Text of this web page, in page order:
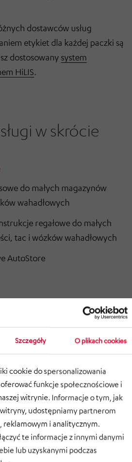
Szczegóły O plikach cookies
cookie do spersonalizowania
funkcje społecznościowe i
witrynie. Informacje o tym, jak
witryny, udostępniamy partnerom
reklamowym i analitycznym.
te informacje z innymi danymi
lub uzyskanymi podczas
dostawców usług
etykiet dla każdej paczki są
dostosowany system
HiLIS.
w skrócie
do małych magazynów
wahadłowych
regałowe do małych
tac i wózków wahadłowych
AutoStore
lub wielopoziomowy z AKL,
pojemników z AutoStore